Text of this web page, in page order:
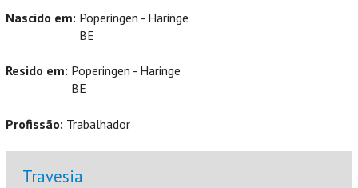
Nascido em: Poperingen - Haringe
BE
Resido em: Poperingen - Haringe
BE
Profissão: Trabalhador
Ocultar
Travesia